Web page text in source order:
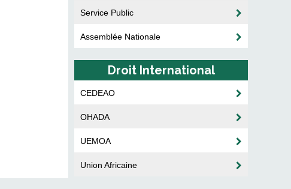
Service Public
Assemblée Nationale
Droit International
CEDEAO
OHADA
UEMOA
Union Africaine